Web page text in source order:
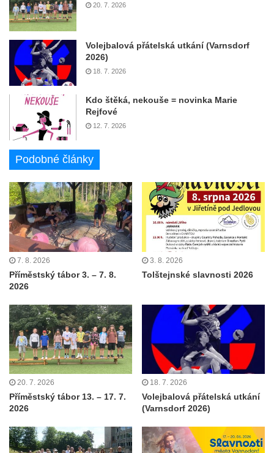
20. 7. 2026
Volejbalová přátelská utkání (Varnsdorf
2026)
18. 7. 2026
Kdo štěká, nekouše = novinka Marie
Rejfové
12. 7. 2026
Podobné články
7. 8. 2026
Příměstský tábor 3. – 7. 8.
2026
3. 8. 2026
Tolštejnské slavnosti 2026
20. 7. 2026
Příměstský tábor 13. – 17. 7.
2026
18. 7. 2026
Volejbalová přátelská utkání
(Varnsdorf 2026)